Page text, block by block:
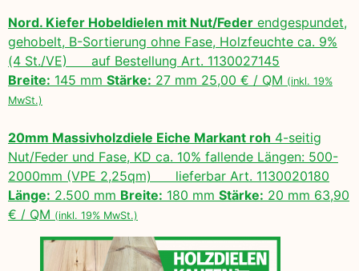
Nord. Kiefer Hobeldielen mit Nut/Feder endgespundet,
gehobelt, B-Sortierung ohne Fase, Holzfeuchte ca. 9%
(4 St./VE) auf Bestellung Art. 1130027145
Breite: 145 mm Stärke: 27 mm 25,00 € / QM (inkl. 19%
MwSt.)
20mm Massivholzdiele Eiche Markant roh 4-seitig
Nut/Feder und Fase, KD ca. 10% fallende Längen: 500-
2000mm (VPE 2,25qm) lieferbar Art. 1130020180
Länge: 2.500 mm Breite: 180 mm Stärke: 20 mm 63,90
€ / QM (inkl. 19% MwSt.)